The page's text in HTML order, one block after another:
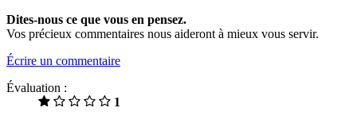
Dites-nous ce que vous en pensez.
Vos précieux commentaires nous aideront à mieux vous servir.
Écrire un commentaire
Évaluation :
1